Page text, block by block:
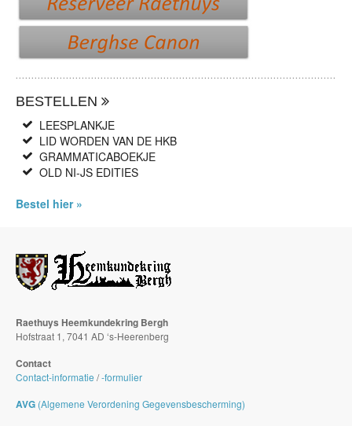
BESTELLEN
LEESPLANKJE
LID WORDEN VAN DE HKB
GRAMMATICABOEKJE
OLD NI-JS EDITIES
Bestel hier »
Raethuys Heemkundekring Bergh
Hofstraat 1, 7041 AD ‘s-Heerenberg
Contact
Contact-informatie /-formulier
AVG (Algemene Verordening Gegevensbescherming)